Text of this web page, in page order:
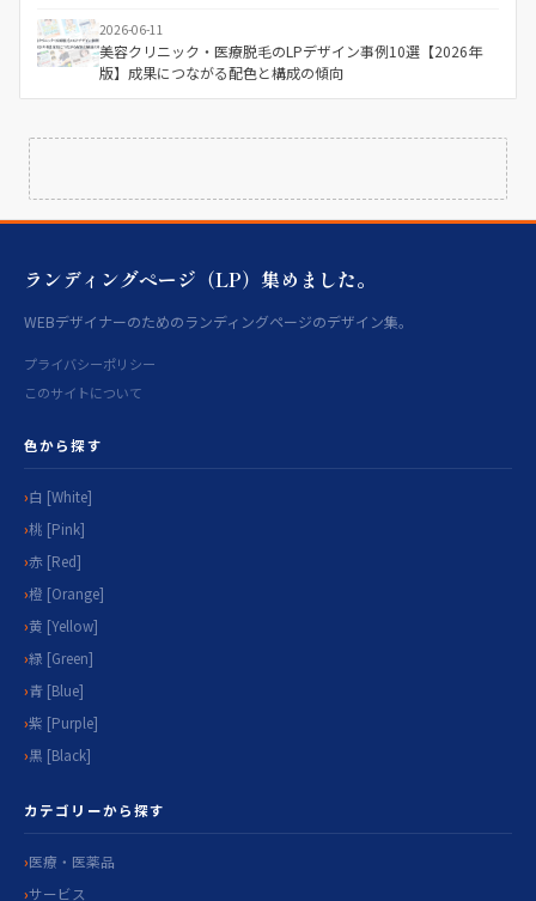
2026-06-11
美容クリニック・医療脱毛のLPデザイン事例10選【2026年
版】成果につながる配色と構成の傾向
ランディングページ（LP）集めました。
WEBデザイナーのためのランディングページのデザイン集。
プライバシーポリシー
このサイトについて
色から探す
白 [White]
桃 [Pink]
赤 [Red]
橙 [Orange]
黄 [Yellow]
緑 [Green]
青 [Blue]
紫 [Purple]
黒 [Black]
カテゴリーから探す
医療・医薬品
サービス